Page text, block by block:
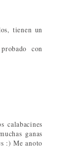
tienen un
con
calabacines
ganas
:) Me anoto